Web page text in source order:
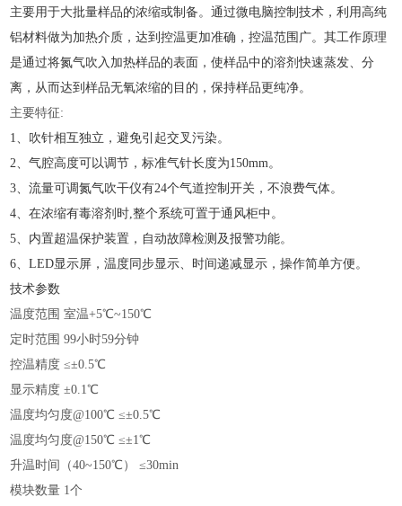
主要用于大批量样品的浓缩或制备。通过微电脑控制技术，利用高纯
铝材料做为加热介质，达到控温更加准确，控温范围广。其工作原理
是通过将氮气吹入加热样品的表面，使样品中的溶剂快速蒸发、分
离，从而达到样品无氧浓缩的目的，保持样品更纯净。
主要特征:
1、吹针相互独立，避免引起交叉污染。
2、气腔高度可以调节，标准气针长度为150mm。
3、流量可调氮气吹干仪有24个气道控制开关，不浪费气体。
4、在浓缩有毒溶剂时,整个系统可置于通风柜中。
5、内置超温保护装置，自动故障检测及报警功能。
6、LED显示屏，温度同步显示、时间递减显示，操作简单方便。
技术参数
温度范围 室温+5℃~150℃
定时范围 99小时59分钟
控温精度 ≤±0.5℃
显示精度 ±0.1℃
温度均匀度@100℃ ≤±0.5℃
温度均匀度@150℃ ≤±1℃
升温时间（40~150℃） ≤30min
模块数量 1个